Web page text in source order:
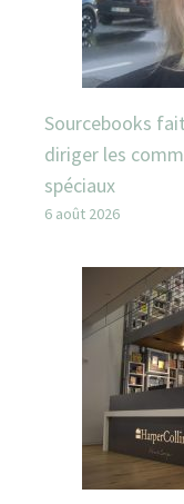
Sourcebooks
diriger les
spéciaux
6 août 2026